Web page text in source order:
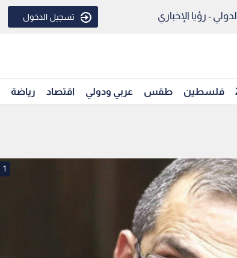
- رؤيا الإخباري تسجيل الدخول
فلسطين طقس عربي ودولي اقتصاد رياضة
1